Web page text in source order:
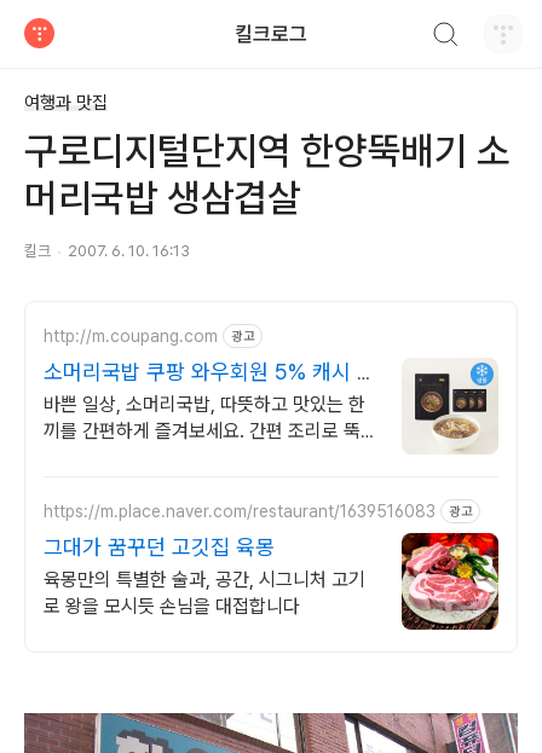
킬크로그
여행과 맛집
구로디지털단지역 한양뚝배기 소
머리국밥 생삼겹살
킬크 2007. 6. 10. 16:13
http://m.coupang.com 광고
소머리국밥 쿠팡 와우회원 5% 캐시 적
립
바쁜 일상, 소머리국밥, 따뜻하고 맛있는 한
끼를 간편하게 즐겨보세요. 간편 조리로 뚝
https://m.place.naver.com/restaurant/1639516083 광고
그대가 꿈꾸던 고깃집 육몽
육몽만의 특별한 술과, 공간, 시그니처 고기
로 왕을 모시듯 손님을 대접합니다